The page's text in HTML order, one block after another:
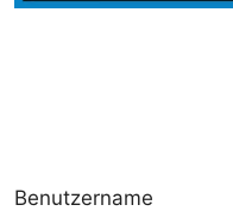
Benutzername